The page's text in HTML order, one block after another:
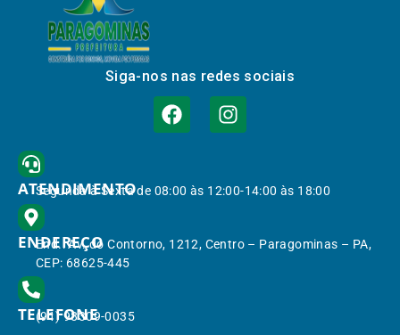
Siga-nos nas redes sociais
ATENDIMENTO
Segunda à Sexta de 08:00 às 12:00-14:00 às 18:00
ENDEREÇO
End.: Av. do Contorno, 1212, Centro – Paragominas – PA,
CEP: 68625-445
TELEFONE
(91) 98309-0035